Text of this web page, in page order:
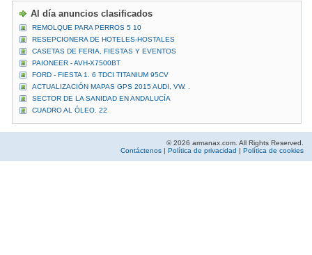
Al día anuncios clasificados
REMOLQUE PARA PERROS 5 10
RESEPCIONERA DE HOTELES-HOSTALES
CASETAS DE FERIA, FIESTAS Y EVENTOS
PAIONEER - AVH-X7500BT
FORD - FIESTA 1. 6 TDCI TITANIUM 95CV
ACTUALIZACIÓN MAPAS GPS 2015 AUDI, VW. .
SECTOR DE LA SANIDAD EN ANDALUCÍA
CUADRO AL ÓLEO. 22
© 2026 armanax.com. All Rights Reserved.
Contáctenos | Política de privacidad | Política de cookies